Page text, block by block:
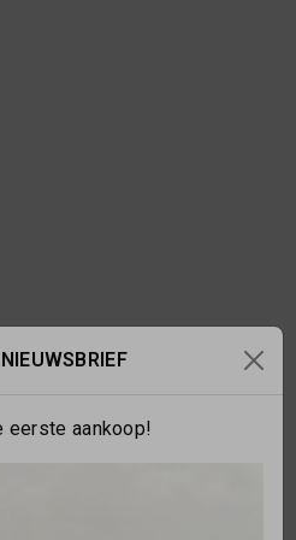
eerste aankoop!